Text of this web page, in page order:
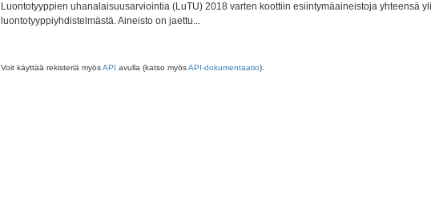
Luontotyyppien uhanalaisuusarviointia (LuTU) 2018 varten koottiin esiintymäaineistoja yhteensä
luontotyyppiyhdistelmästä. Aineisto on jaettu...
Voit käyttää rekisteriä myösAPI avulla (katso myösAPI-dokumentaatio).